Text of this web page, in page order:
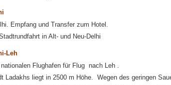
Empfang und Transfer zum Hotel.
in Alt- und Neu-Delhi
Leh
Flughafen für Flug nach Leh .
Ladakhs liegt in 2500 m Höhe. Wegen des geringen